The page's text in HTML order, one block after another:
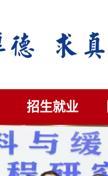
招生就业